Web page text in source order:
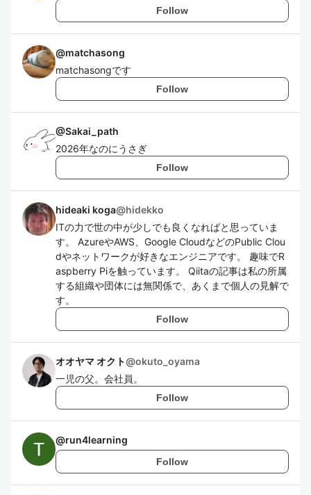
Follow
@matchasong
matchasongです
Follow
@Sakai_path
2026年なのにうさぎ
Follow
hideaki koga@hidekko
ITの力で世の中が少しでも良くなればと思っていま
す。 AzureやAWS、Google CloudなどのPublic Clou
dやネットワークが好きなエンジニアです。 趣味でR
aspberry Piを触っています。 Qiitaの記事は私の所属
する組織や団体には無関係で、あくまで個人の見解で
す。
Follow
オオヤマ オクト@okuto_oyama
一児の父。会社員。
Follow
@run4learning
Follow